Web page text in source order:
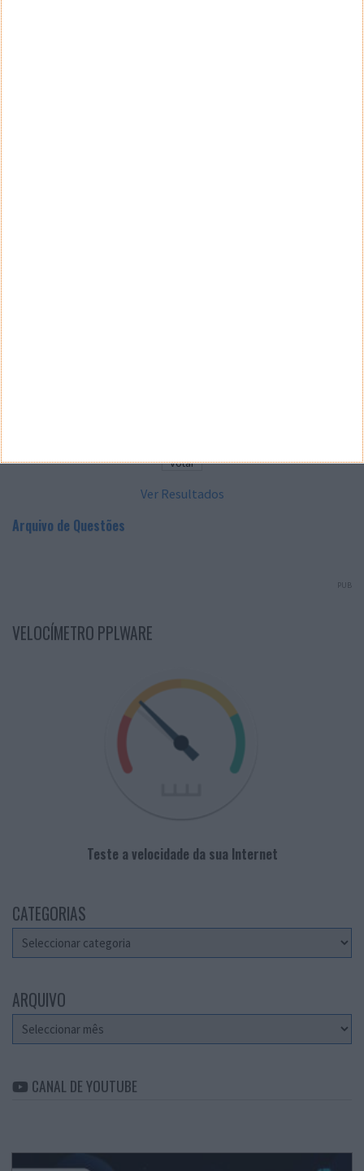
Ver Resultados
Arquivo de Questões
PUB
VELOCÍMETRO PPLWARE
Teste a velocidade da sua Internet
CATEGORIAS
Categorias
ARQUIVO
Arquivo
CANAL DE YOUTUBE